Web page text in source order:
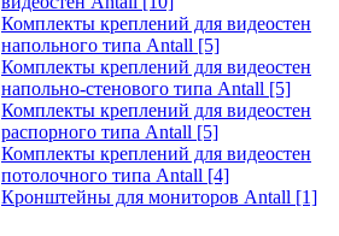
Комплекты креплений для видеостен
напольного типа Antall [5]
Комплекты креплений для видеостен
напольно-стенового типа Antall [5]
Комплекты креплений для видеостен
распорного типа Antall [5]
Комплекты креплений для видеостен
потолочного типа Antall [4]
Кронштейны для мониторов Antall [1]